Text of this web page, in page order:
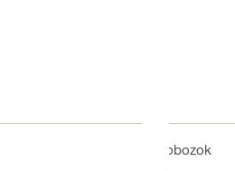
Dobozok